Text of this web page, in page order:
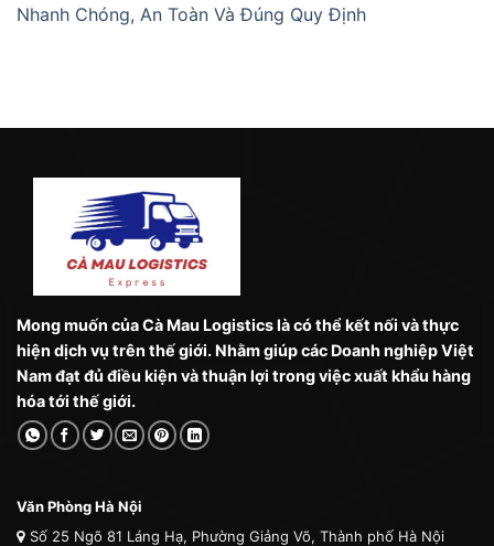
Nhanh Chóng, An Toàn Và Đúng Quy Định
Mong muốn của Cà Mau Logistics là có thể kết nối và thực
hiện dịch vụ trên thế giới. Nhằm giúp các Doanh nghiệp Việt
Nam đạt đủ điều kiện và thuận lợi trong việc xuất khẩu hàng
hóa tới thế giới.
Văn Phòng Hà Nội
Số 25 Ngõ 81 Láng Hạ, Phường Giảng Võ, Thành phố Hà Nội